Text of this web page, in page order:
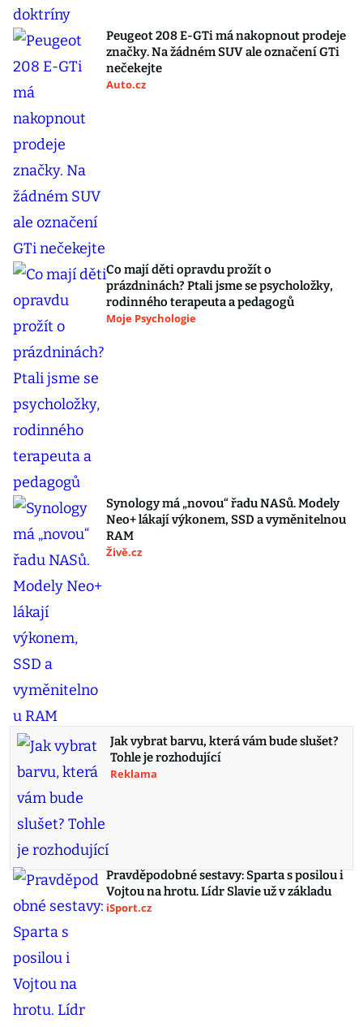
Peugeot 208 E-GTi má nakopnout prodeje
značky. Na žádném SUV ale označení GTi
nečekejte
Auto.cz
Co mají děti opravdu prožít o
prázdninách? Ptali jsme se psycholožky,
rodinného terapeuta a pedagogů
Moje Psychologie
Synology má „novou“ řadu NASů. Modely
Neo+ lákají výkonem, SSD a vyměnitelnou
RAM
Živě.cz
Jak vybrat barvu, která vám bude slušet?
Tohle je rozhodující
Reklama
Pravděpodobné sestavy: Sparta s posilou i
Vojtou na hrotu. Lídr Slavie už v základu
iSport.cz